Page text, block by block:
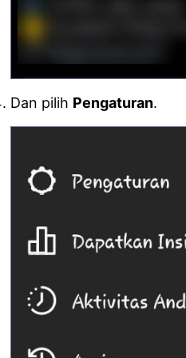
Dan pilih Pengaturan.